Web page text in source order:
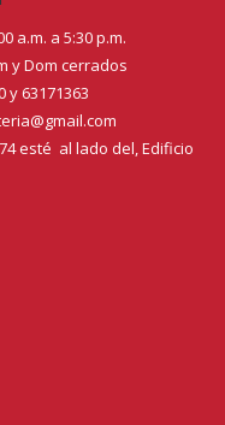
a.m. a 5:30 p.m.
y Dom cerrados
y 63171363
esté al lado del, Edificio